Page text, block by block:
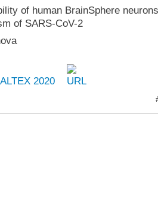
of human BrainSphere
of SARS-CoV-2
2020